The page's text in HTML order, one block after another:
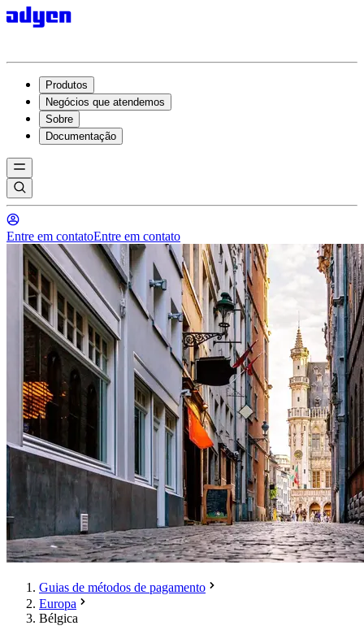
Produtos
Negócios que atendemos
Sobre
Documentação
Entre em contatoEntre em contato
Guias de métodos de pagamento
Europa
Bélgica